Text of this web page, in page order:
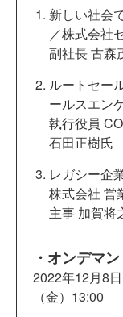
新しい社会
／株式会社
副社長 古森
ルートセー
ールスエン
執行役員
石田正樹氏
レガシー企
株式会社 営
主事 加賀将
・オンデマ
2022年12月8
（金）13:00